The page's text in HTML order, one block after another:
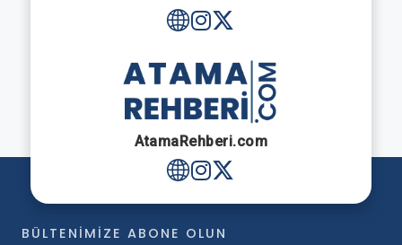
AtamaRehberi.com
BÜLTENIMIZE ABONE OLUN